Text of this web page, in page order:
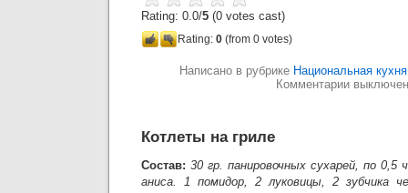
Rating: 0.0/5 (0 votes cast)
Rating: 0 (from 0 votes)
Написано в рубрике Национальная кухня
Комментарии
Котлеты на гриле
Состав: 30 гр. панировочных сухарей, по 0,5
аниса. 1 помидор, 2 луковицы, 2 зубчика